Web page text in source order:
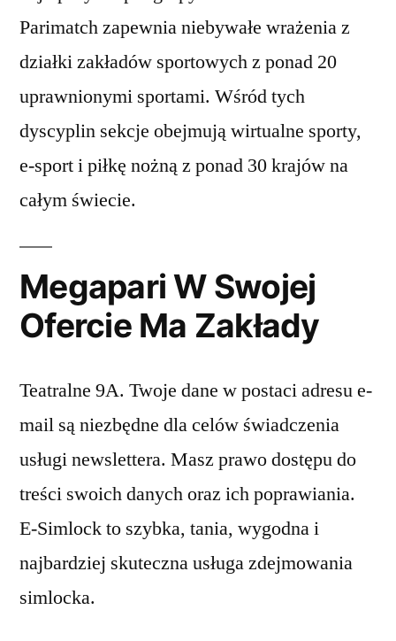
Parimatch zapewnia niebywałe wrażenia z
działki zakładów sportowych z ponad 20
uprawnionymi sportami. Wśród tych
dyscyplin sekcje obejmują wirtualne sporty,
e-sport i piłkę nożną z ponad 30 krajów na
całym świecie.
Megapari W Swojej
Ofercie Ma Zakłady
Teatralne 9A. Twoje dane w postaci adresu e-
mail są niezbędne dla celów świadczenia
usługi newslettera. Masz prawo dostępu do
treści swoich danych oraz ich poprawiania.
E-Simlock to szybka, tania, wygodna i
najbardziej skuteczna usługa zdejmowania
simlocka.